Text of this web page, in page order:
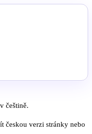
češtině.
českou verzi stránky nebo